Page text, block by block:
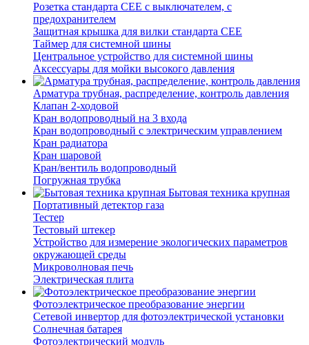
Розетка стандарта СЕЕ с выключателем, с
предохранителем
Защитная крышка для вилки стандарта CEE
Таймер для системной шины
Центральное устройство для системной шины
Аксессуары для мойки высокого давления
Арматура трубная, распределение, контроль давления
Клапан 2-ходовой
Кран водопроводный на 3 входа
Кран водопроводный с электрическим управлением
Кран радиатора
Кран шаровой
Кран/вентиль водопроводный
Погружная трубка
Бытовая техника крупная
Портативный детектор газа
Тестер
Тестовый штекер
Устройство для измерение экологических параметров
окружающей среды
Микроволновая печь
Электрическая плита
Фотоэлектрическое преобразование энергии
Сетевой инвертор для фотоэлектрической установки
Солнечная батарея
Фотоэлектрический модуль